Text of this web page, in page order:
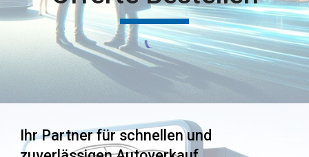
Ihr Partner für schnellen und